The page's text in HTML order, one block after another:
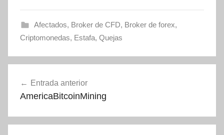
Afectados, Broker de CFD, Broker de forex,
Criptomonedas, Estafa, Quejas
de
Entrada anterior
AmericaBitcoinMining